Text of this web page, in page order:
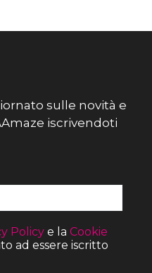
sulle novità e
iscrivendoti
Policye la Cookie
ad essere iscritto